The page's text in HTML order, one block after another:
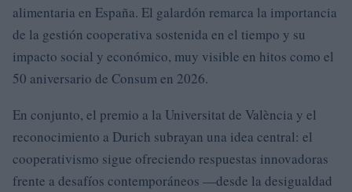
alimentaria en España. El galardón remarca la importancia
de la gestión cooperativa sostenida en el tiempo y su
impacto social y económico, muy visible en hitos como el
50 aniversario de Consum en 2026.
En conjunto, el premio a la Universitat de València y el
reconocimiento a Durich subrayan una idea central: el
cooperativismo sigue ofreciendo respuestas innovadoras
frente a desafíos contemporáneos —desde la desigualdad